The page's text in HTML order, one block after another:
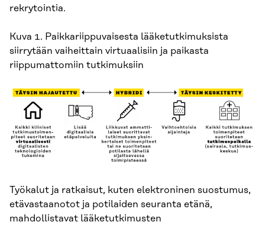
rekrytointia.
Kuva 1. Paikkariippuvaisesta lääketutkimuksista
siirrytään vaiheittain virtuaalisiin ja paikasta
riippumattomiin tutkimuksiin
Työkalut ja ratkaisut, kuten elektroninen suostumus,
etävastaanotot ja potilaiden seuranta etänä,
mahdollistavat lääketutkimusten